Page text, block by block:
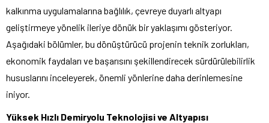
kalkınma uygulamalarına bağlılık, çevreye duyarlı altyapı
geliştirmeye yönelik ileriye dönük bir yaklaşımı gösteriyor.
Aşağıdaki bölümler, bu dönüştürücü projenin teknik zorlukları,
ekonomik faydaları ve başarısını şekillendirecek sürdürülebilirlik
hususlarını inceleyerek, önemli yönlerine daha derinlemesine
iniyor.
Yüksek Hızlı Demiryolu Teknolojisi ve Altyapısı